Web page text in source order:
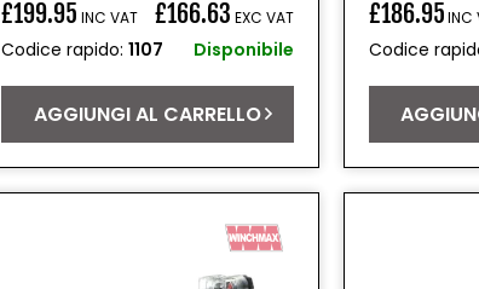
Prezzo
di
£199.95 INC VAT £166.63 EXC VAT
Codice rapido:1107 Disponibile
AGGIUNGI AL CARRELLO
Prezzo
di
£186.95INC
Codice